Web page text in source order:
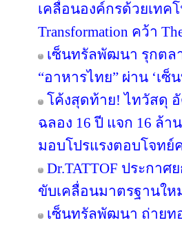
เคลื่อนองค์กรด้วยเทค
Transformation คว้า
เซ็นทรัลพัฒนา รุกตล
“อาหารไทย” ผ่าน ‘เซ็
โค้งสุดท้าย! ไทวัสดุ
ฉลอง 16 ปี แจก 16 ล้
มอบโปรแรงตอบโจทย์
Dr.TATTOF ประกา
ขับเคลื่อนมาตรฐานให
เซ็นทรัลพัฒนา ถ่ายท